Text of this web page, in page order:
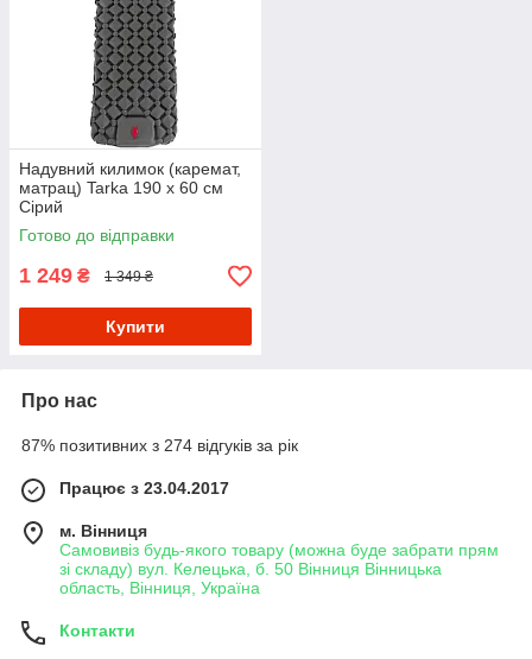
Надувний килимок (каремат,
матрац) Tarka 190 х 60 см
Сірий
Готово до відправки
1 249 ₴ 1 349 ₴
Купити
Про нас
87% позитивних з 274 відгуків за рік
Працює з 23.04.2017
м. Вінниця
Самовивіз будь-якого товару (можна буде забрати прям
зі складу) вул. Келецька, б. 50 Вінниця Вінницька
область, Вінниця, Україна
Контакти